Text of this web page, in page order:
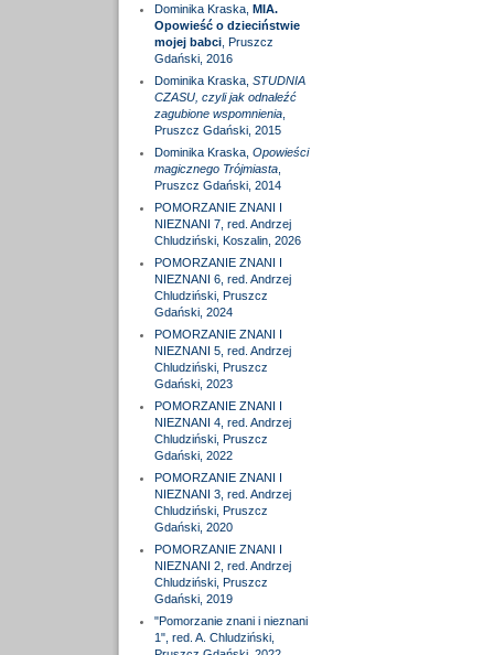
Dominika Kraska, MIA.
Opowieść o dzieciństwie
mojej babci, Pruszcz
Gdański, 2016
Dominika Kraska, STUDNIA
CZASU, czyli jak odnaleźć
zagubione wspomnienia,
Pruszcz Gdański, 2015
Dominika Kraska, Opowieści
magicznego Trójmiasta,
Pruszcz Gdański, 2014
POMORZANIE ZNANI I
NIEZNANI 7, red. Andrzej
Chludziński, Koszalin, 2026
POMORZANIE ZNANI I
NIEZNANI 6, red. Andrzej
Chludziński, Pruszcz
Gdański, 2024
POMORZANIE ZNANI I
NIEZNANI 5, red. Andrzej
Chludziński, Pruszcz
Gdański, 2023
POMORZANIE ZNANI I
NIEZNANI 4, red. Andrzej
Chludziński, Pruszcz
Gdański, 2022
POMORZANIE ZNANI I
NIEZNANI 3, red. Andrzej
Chludziński, Pruszcz
Gdański, 2020
POMORZANIE ZNANI I
NIEZNANI 2, red. Andrzej
Chludziński, Pruszcz
Gdański, 2019
"Pomorzanie znani i nieznani
1", red. A. Chludziński,